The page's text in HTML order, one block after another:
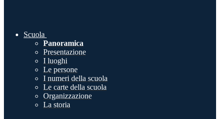
Scuola
Panoramica
Presentazione
I luoghi
Le persone
I numeri della scuola
Le carte della scuola
Organizzazione
La storia